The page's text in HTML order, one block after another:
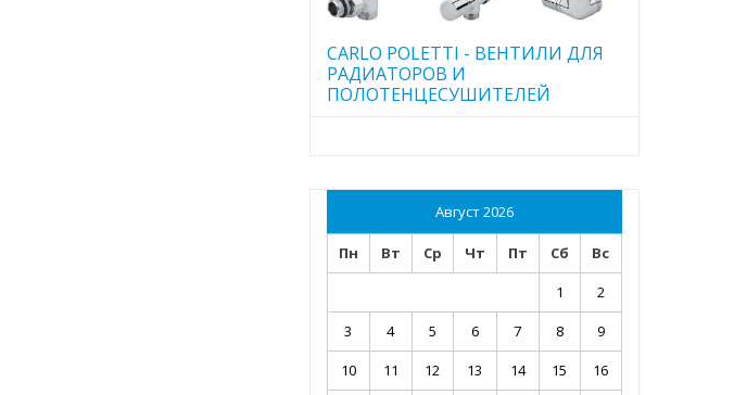
CARLO POLETTI - ВЕНТИЛИ ДЛЯ
РАДИАТОРОВ И
ПОЛОТЕНЦЕСУШИТЕЛЕЙ
Август 2026
Пн Вт Ср Чт Пт Сб
Вс
1
2
3
4 5 6 7 8
9
10
11 12 13 14 15
16